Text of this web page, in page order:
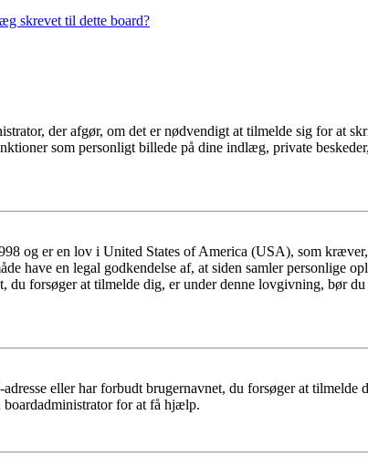
skrevet til dette board?
der afgør, om det er nødvendigt at tilmelde sig for at
som personligt billede på dine indlæg, private
og er en lov i United States of America (USA), som
have en legal godkendelse af, at siden samler personlige
du forsøger at tilmelde dig, er under denne lovgivning, bør
eller har forbudt brugernavnet, du forsøger at
for at få hjælp.